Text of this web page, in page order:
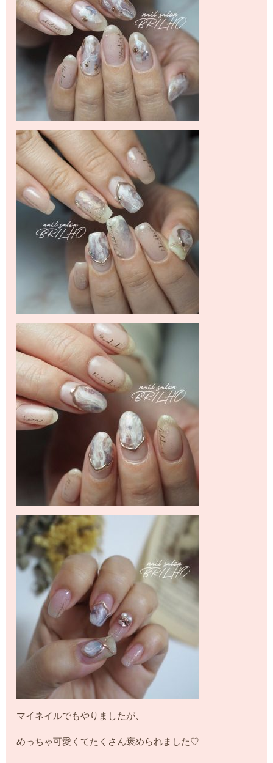
マイネイルでもやりましたが、
めっちゃ可愛くてたくさん褒められました♡